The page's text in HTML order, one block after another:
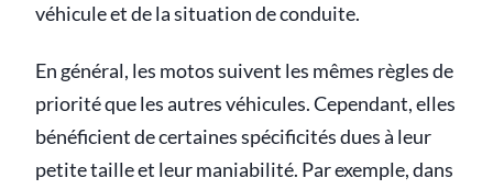
véhicule et de la situation de conduite.
En général, les motos suivent les mêmes règles de
priorité que les autres véhicules. Cependant, elles
bénéficient de certaines spécificités dues à leur
petite taille et leur maniabilité. Par exemple, dans